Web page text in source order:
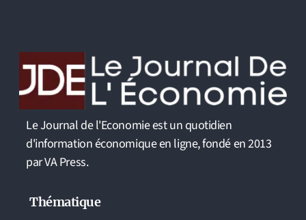
Le Journal de l'Economie est un quotidien
d'information économique en ligne, fondé en 2013
par VA Press.
Thématique